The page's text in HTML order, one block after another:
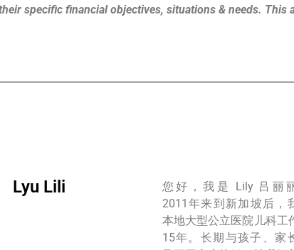
specific financial objectives, situations & needs. This
Lyu Lili
您好，我是 Lily 吕丽丽
2011年来到新加坡后，
本地大型公立医院儿科工
15年。长期与孩子、家